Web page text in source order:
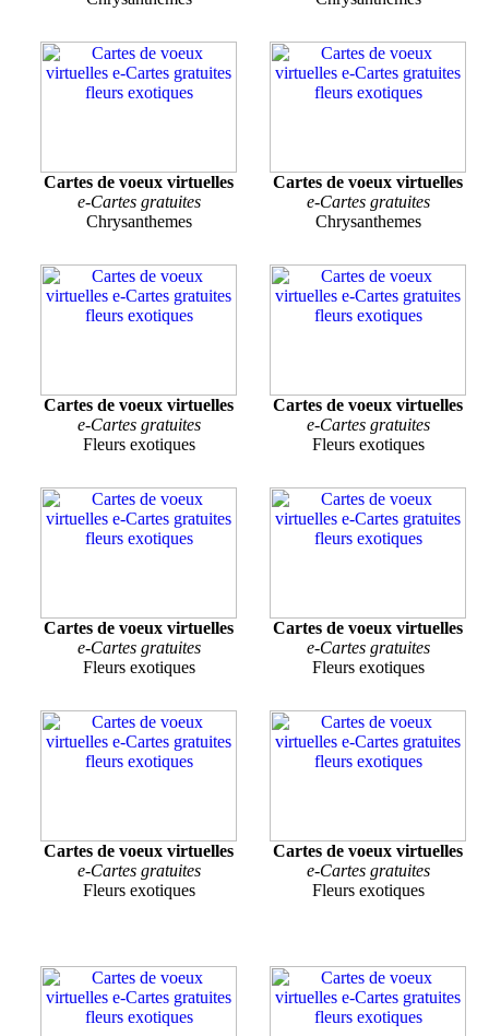
Cartes de voeux virtuelles
e-Cartes gratuites
Chrysanthemes
Cartes de voeux virtuelles
e-Cartes gratuites
Chrysanthemes
Cartes de voeux virtuelles
e-Cartes gratuites
Fleurs exotiques
Cartes de voeux virtuelles
e-Cartes gratuites
Fleurs exotiques
Cartes de voeux virtuelles
e-Cartes gratuites
Fleurs exotiques
Cartes de voeux virtuelles
e-Cartes gratuites
Fleurs exotiques
Cartes de voeux virtuelles
e-Cartes gratuites
Fleurs exotiques
Cartes de voeux virtuelles
e-Cartes gratuites
Fleurs exotiques